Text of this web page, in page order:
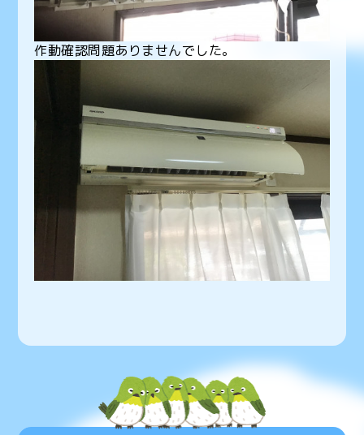
作動確認問題ありませんでした。